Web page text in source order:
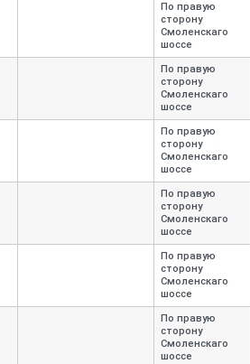
По правую
сторону
Смоленскаго
шоссе
По правую
сторону
Смоленскаго
шоссе
По правую
сторону
Смоленскаго
шоссе
По правую
сторону
Смоленскаго
шоссе
По правую
сторону
Смоленскаго
шоссе
По правую
сторону
Смоленскаго
шоссе